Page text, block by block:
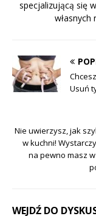
specjalizującą się
Usuń
Nie uwierzysz, jak
w kuchni!
na pewno masz
WEJDŹ DO